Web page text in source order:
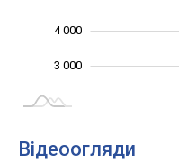
3 000
4 000
Відеоогляди